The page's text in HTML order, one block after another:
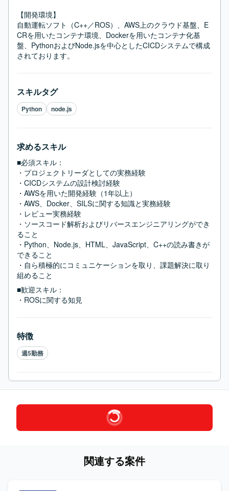
【開発環境】
自動運転ソフト（C++／ROS）、AWS上のクラウド基盤、E
CRを用いたコンテナ環境、Dockerを用いたコンテナ化基
盤、PythonおよびNode.jsを中心としたCICDシステムで構成
されております。
スキルタグ
Python node.js
求めるスキル
■必須スキル：
・プロジェクトリーダとしての実務経験
・CICDシステムの設計検討経験
・AWSを用いた開発経験（1年以上）
・AWS、Docker、SILSに関する知識と実務経験
・レビュー実務経験
・ソースコード解析およびリバースエンジニアリングができ
ること
・Python、Node.js、HTML、JavaScript、C++の読み書きが
できること
・自ら積極的にコミュニケーションを取り、課題解決に取り
組めること
■歓迎スキル：
・ROSに関する知見
特徴
週5勤務
関連する案件